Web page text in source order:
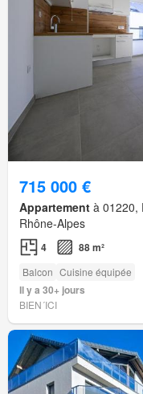
715 000 €
Appartement à 01220,
Rhône-Alpes
4 88 m²
Balcon Cuisine équipée
Il y a 30+ jours
BIEN´ICI